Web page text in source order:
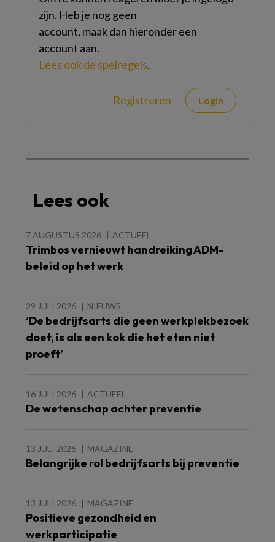
zijn. Heb je nog geen
account, maak dan hieronder een
account aan.
Lees ook de spelregels.
Registreren Login
Lees ook
7 AUGUSTUS 2026 ACTUEEL
Trimbos vernieuwt handreiking ADM-
beleid op het werk
29 JULI 2026 NIEUWS
‘De bedrijfsarts die geen werkplekbezoek
doet, is als een kok die het eten niet
proeft’
16 JULI 2026 ACTUEEL
De wetenschap achter preventie
13 JULI 2026 MAGAZINE
Belangrijke rol bedrijfsarts bij preventie
13 JULI 2026 MAGAZINE
Positieve gezondheid en
werkparticipatie